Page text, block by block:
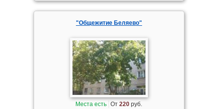
"Общежитие Беляево"
Места есть От220 руб.